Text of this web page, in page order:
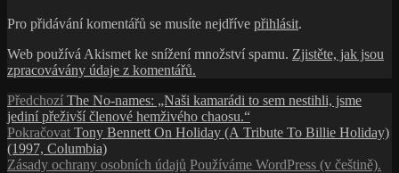
Pro přidávání komentářů se musíte nejdříve přihlásit.
Web používá Akismet ke snížení množství spamu. Zjistěte, jak jsou
zpracovávány údaje z komentářů.
Navigace
pro
příspěvek
Předchozí Předchozí
příspěvek:
The No-names: „Naši kamarádi to sem nestihli, jsme
jediní přeživší členové hemživého chaosu.“
Pokračovat Následující
příspěvek:
Tony Bennett On Holiday (A Tribute To Billie Holiday)
(1997, Columbia)
Zásady ochrany osobních údajů Používáme WordPress (v češtině).